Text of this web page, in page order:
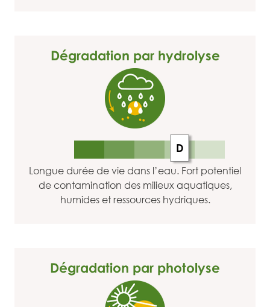
Dégradation par hydrolyse
D
Longue durée de vie dans l’eau. Fort potentiel
de contamination des milieux aquatiques,
humides et ressources hydriques.
Dégradation par photolyse